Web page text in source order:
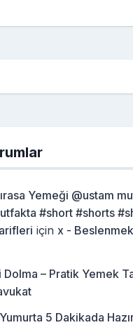
Yemeği @ustam
#short #shorts
için x -
Dolma – Pratik Yemek
5 Dakikada